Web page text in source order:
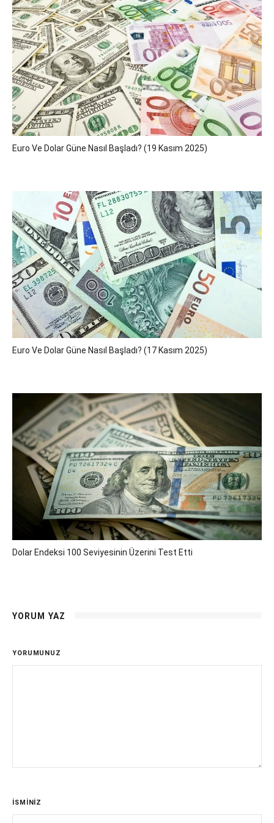
Euro Ve Dolar Güne Nasıl Başladı? (19 Kasım 2025)
Euro Ve Dolar Güne Nasıl Başladı? (17 Kasım 2025)
Dolar Endeksi 100 Seviyesinin Üzerini Test Etti
YORUM YAZ
YORUMUNUZ
İSMİNİZ